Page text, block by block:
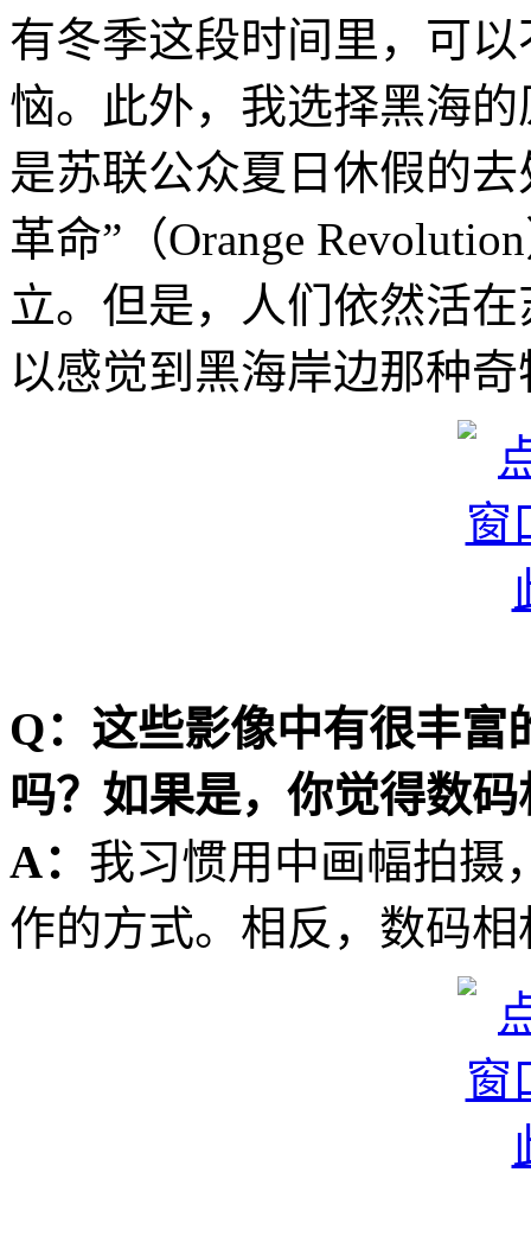
有冬季这段时间里，可
恼。此外，我选择黑海
是苏联公众夏日休假的
革命”（Orange
立。但是，人们依然活
以感觉到黑海岸边那种
Q：这些影像中有很丰富
吗？如果是，你觉得数
A： 我习惯用中画幅拍摄
作的方式。相反，数码